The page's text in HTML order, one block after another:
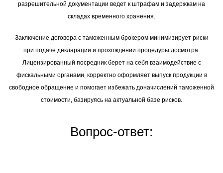
разрешительной документации ведет к штрафам и задержкам на
складах временного хранения.
Заключение договора с таможенным брокером минимизирует риски
при подаче декларации и прохождении процедуры досмотра.
Лицензированный посредник берет на себя взаимодействие с
фискальными органами, корректно оформляет выпуск продукции в
свободное обращение и помогает избежать доначислений таможенной
стоимости, базируясь на актуальной базе рисков.
Вопрос-ответ: